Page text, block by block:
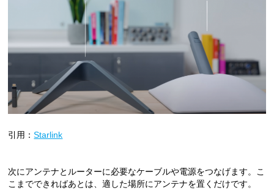
引用：Starlink
次にアンテナとルーターに必要なケーブルや電源をつなげます。こ
こまでできればあとは、適した場所にアンテナを置くだけです。